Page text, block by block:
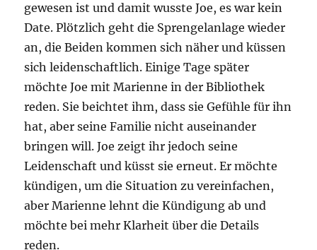
gewesen ist und damit wusste Joe, es war kein
Date. Plötzlich geht die Sprengelanlage wieder
an, die Beiden kommen sich näher und küssen
sich leidenschaftlich. Einige Tage später
möchte Joe mit Marienne in der Bibliothek
reden. Sie beichtet ihm, dass sie Gefühle für ihn
hat, aber seine Familie nicht auseinander
bringen will. Joe zeigt ihr jedoch seine
Leidenschaft und küsst sie erneut. Er möchte
kündigen, um die Situation zu vereinfachen,
aber Marienne lehnt die Kündigung ab und
möchte bei mehr Klarheit über die Details
reden.